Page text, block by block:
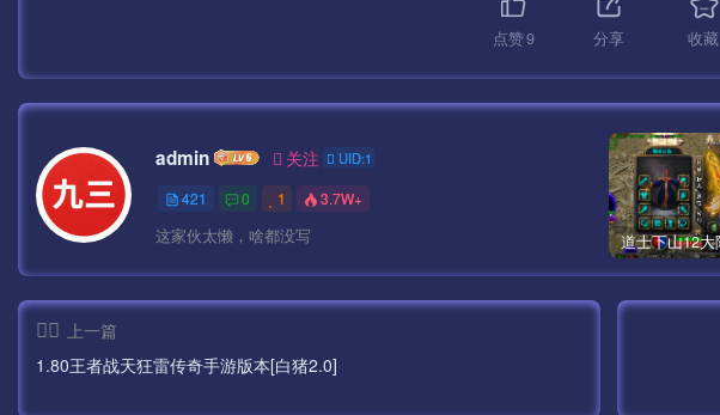
点赞9 分享 收藏
admin 关注 UID:1
421 0 1 3.7W+
这家伙太懒，啥都没写
上一篇
1.80王者战天狂雷传奇手游版本[白猪2.0]